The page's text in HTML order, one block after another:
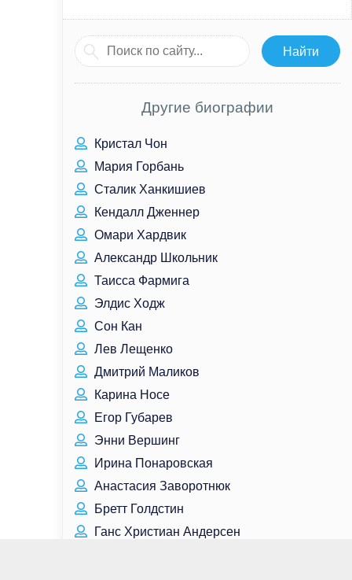
Другие биографии
Кристал Чон
Мария Горбань
Сталик Ханкишиев
Кендалл Дженнер
Омари Хардвик
Александр Школьник
Таисса Фармига
Элдис Ходж
Сон Кан
Лев Лещенко
Дмитрий Маликов
Карина Носе
Егор Губарев
Энни Вершинг
Ирина Понаровская
Анастасия Заворотнюк
Бретт Голдстин
Ганс Христиан Андерсен